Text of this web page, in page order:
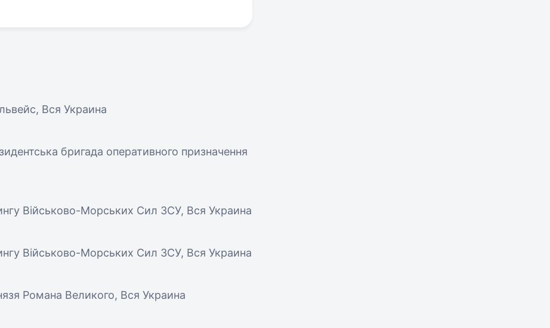
Вся Украина
бригада оперативного призначення
Військово-Морських Сил ЗСУ, Вся Украина
Військово-Морських Сил ЗСУ, Вся Украина
Романа Великого, Вся Украина